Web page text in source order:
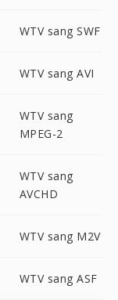
WTV sang SWF
WTV sang AVI
WTV sang
MPEG-2
WTV sang
AVCHD
WTV sang M2V
WTV sang ASF